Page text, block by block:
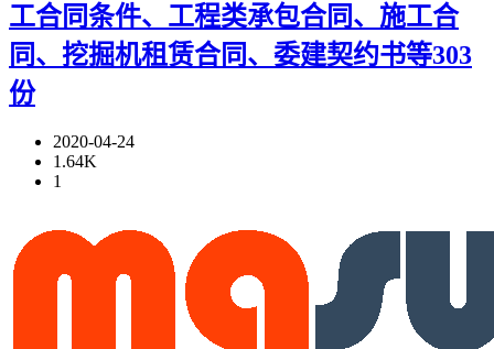
工合同条件、工程类承包合同、施工合
同、挖掘机租赁合同、委建契约书等303
份
2020-04-24
1.64K
1